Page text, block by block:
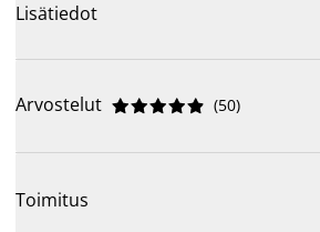
Lisätiedot
Arvostelut 




 (50)
Toimitus